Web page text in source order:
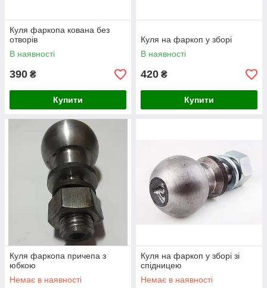
Куля фаркопа кована без
отворів
В наявності
390 ₴
Купити
Куля на фаркоп у зборі
В наявності
420 ₴
Купити
Куля фаркопа причепа з
юбкою
Немає в наявності
Куля на фаркоп у зборі зі
спідницею
Немає в наявності